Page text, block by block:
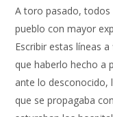
A toro pasado,
pueblo con mayor
Escribir estas líneas
que haberlo hecho a
ante lo desconocido,
que se propagaba